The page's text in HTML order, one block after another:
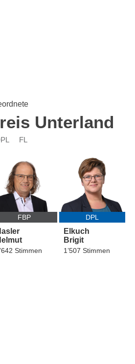
Unterland
FL
FBP
Stimmen
DPL
Elkuch
Brigit
1’507 Stimmen